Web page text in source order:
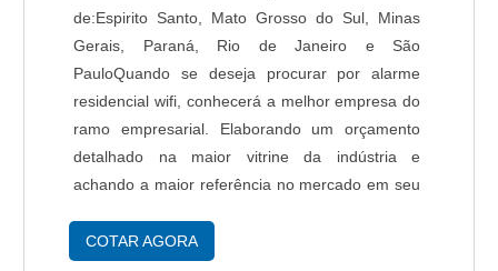
de:Espirito Santo, Mato Grosso do Sul, Minas
Gerais, Paraná, Rio de Janeiro e São
PauloQuando se deseja procurar por alarme
residencial wifi, conhecerá a melhor empresa do
ramo empresarial. Elaborando um orçamento
detalhado na maior vitrine da indústria e
achando a maior referência no mercado em seu
IMPORTANTES DE ALARME RESIDENCIAL
COTAR AGORA